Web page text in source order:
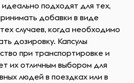
подходят для тех,
добавки в виде
случаев, когда необходимо
дозировку. Капсулы
при транспортировке и
их отличным выбором для
людей в поездках или в